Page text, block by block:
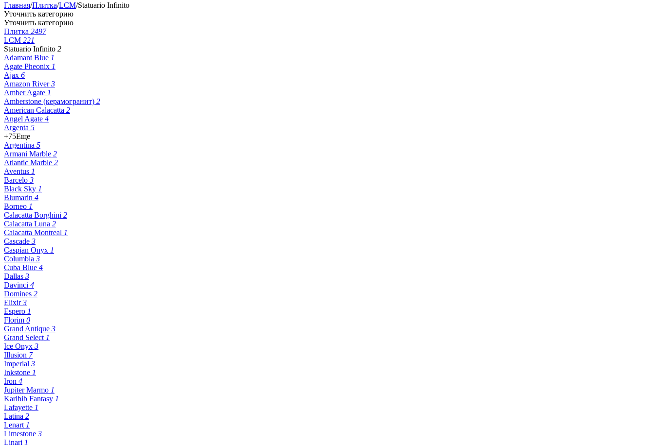
Главная/Плитка/LCM/Statuario Infinito
Уточнить категорию
Уточнить категорию
Плитка 2497
LCM 221
Statuario Infinito 2
Adamant Blue 1
Agate Pheonix 1
Ajax 6
Amazon River3
Amber Agate 1
Amberstone (керамогранит) 2
American Calacatta 2
Angel Agate 4
Argenta 5
+75Еще
Argentina 5
Armani Marble 2
Atlantic Marble 2
Aventus 1
Barcelo 3
Black Sky 1
Blumarin 4
Borneo 1
Calacatta Borghini 2
Calacatta Luna 2
Calacatta Montreal 1
Cascade 3
Caspian Onyx 1
Columbia 3
Cuba Blue 4
Dallas 3
Davinci 4
Domines 2
Elixir3
Espero 1
Florim 0
Grand Antique 3
Grand Select 1
Ice Onyx 3
Illusion 7
Imperial 3
Inkstone 1
Iron 4
Jupiter Marmo 1
Karibib Fantasy 1
Lafayette 1
Latina 2
Lenart 1
Limestone 3
Linari 1